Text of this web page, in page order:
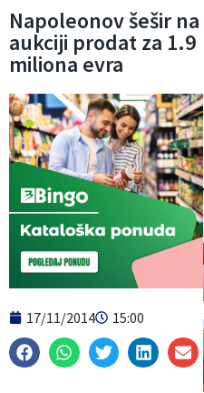
Napoleonov šešir na
aukciji prodat za 1.9
miliona evra
17/11/2014 15:00